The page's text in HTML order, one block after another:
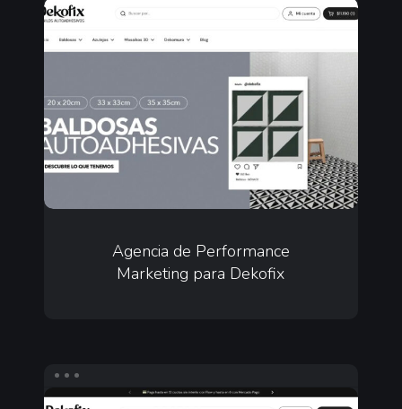
Agencia
de
para
Dekofix
de
Performance
Agencia de Performance
Marketing para Dekofix
Diseño